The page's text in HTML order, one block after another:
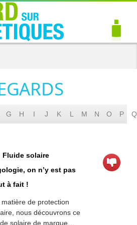
G H I J K L M N O P Q
Fluide solaire
on n’y est pas
à fait !
matière de protection
nous découvrons ce
solaire de marque